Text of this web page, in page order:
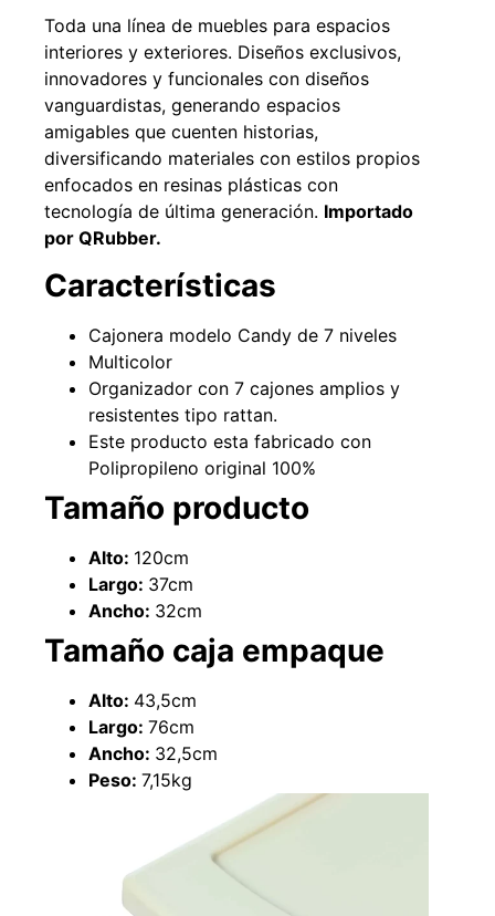
Toda una línea de muebles para espacios
interiores y exteriores. Diseños exclusivos,
innovadores y funcionales con diseños
vanguardistas, generando espacios
amigables que cuenten historias,
diversificando materiales con estilos propios
enfocados en resinas plásticas con
tecnología de última generación. Importado
por QRubber.
Características
Cajonera modelo Candy de 7 niveles
Multicolor
Organizador con 7 cajones amplios y
resistentes tipo rattan.
Este producto esta fabricado con
Polipropileno original 100%
Tamaño producto
Alto: 120cm
Largo: 37cm
Ancho: 32cm
Tamaño caja empaque
Alto: 43,5cm
Largo: 76cm
Ancho: 32,5cm
Peso: 7,15kg
49%
Pasto sintético ornamental
Importado USA: Summer
4,57*30,48mts
$1.021.490
Leer más
$1.192.666
Agregar al carrito
Empaquetadura 3/16"
4.8mm neopreno con 1 tela
3.5MP
$ 803.797